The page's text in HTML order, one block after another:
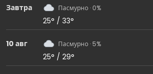
Завтра Пасмурно · 0%
25° / 33°
10 авг Пасмурно · 5%
25° / 29°